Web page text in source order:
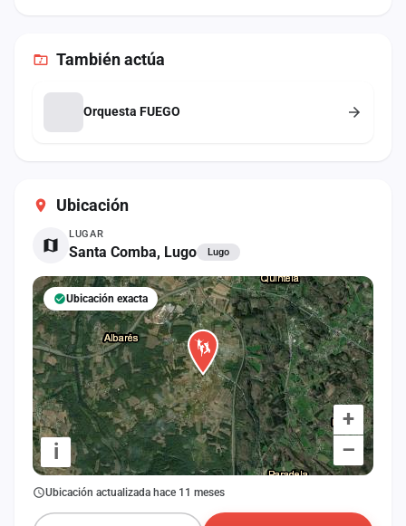
Ubicación
LUGAR
Santa Comba, Lugo Lugo
+
–
i
Ubicación exacta
Ubicación actualizada hace 11 meses
Tambiénactúa
Orquesta FUEGO